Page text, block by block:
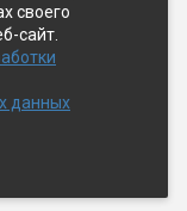
своего
сайт.
данных